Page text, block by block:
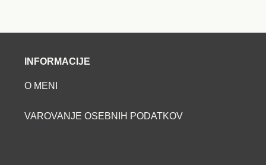
INFORMACIJE
O MENI
VAROVANJE OSEBNIH PODATKOV